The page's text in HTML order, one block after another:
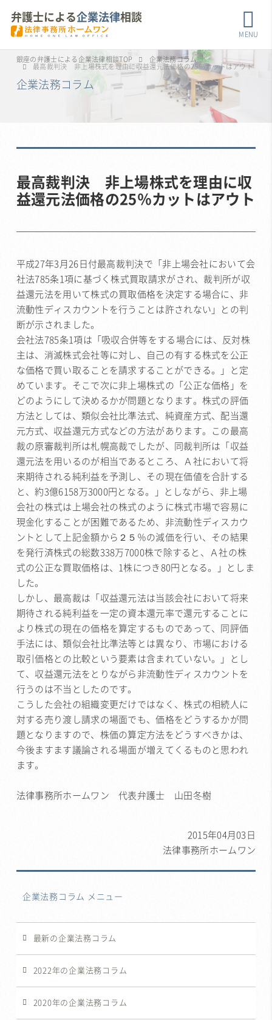
弁護士による企業法律相談
MENU
銀座の弁護士による企業法律相談TOP
企業法務コラム
最高裁判決 非上場株式を理由に収益還元法価格の25％カットはアウト
企業法務コラム
最高裁判決 非上場株式を理由に収
益還元法価格の25％カットはアウト
平成27年3月26日付最高裁判決で「非上場会社において会
社法785条1項に基づく株式買取請求がされ、裁判所が収
益還元法を用いて株式の買取価格を決定する場合に、非
流動性ディスカウントを行うことは許されない」との判
断が示されました。
会社法785条1項は「吸収合併等をする場合には、反対株
主は、消滅株式会社等に対し、自己の有する株式を公正
な価格で買い取ることを請求することができる。」と定
めています。そこで次に非上場株式の「公正な価格」を
どのようにして決めるかが問題となります。株式の評価
方法としては、類似会社比準法式、純資産方式、配当還
元方式、収益還元方式などの方法があります。この最高
裁の原審裁判所は札幌高裁でしたが、同裁判所は「収益
還元法を用いるのが相当であるところ、Ａ社において将
来期待される純利益を予測し、その現在価値を合計する
と、約3億6158万3000円となる。」としながら、非上場
会社の株式は上場会社の株式のように株式市場で容易に
現金化することが困難であるため、非流動性ディスカウ
ントとして上記金額から２５％の減価を行い、その結果
を発行済株式の総数338万7000株で除すると、Ａ社の株
式の公正な買取価格は、1株につき80円となる。」としま
した。
しかし、最高裁は「収益還元法は当該会社において将来
期待される純利益を一定の資本還元率で還元することに
より株式の現在の価格を算定するものであって、同評価
手法には、類似会社比準法等とは異なり、市場における
取引価格との比較という要素は含まれていない。」とし
て、収益還元法をとりながら非流動性ディスカウントを
行うのは不当としたのです。
こうした会社の組織変更だけではなく、株式の相続人に
対する売り渡し請求の場面でも、価格をどうするかが問
題となりますので、株価の算定方法をどうすべきかは、
今後ますます議論される場面が増えてくるものと思われ
ます。
法律事務所ホームワン 代表弁護士 山田冬樹
2015年04月03日
法律事務所ホームワン
企業法務コラム メニュー
最新の企業法務コラム
2022年の企業法務コラム
2020年の企業法務コラム